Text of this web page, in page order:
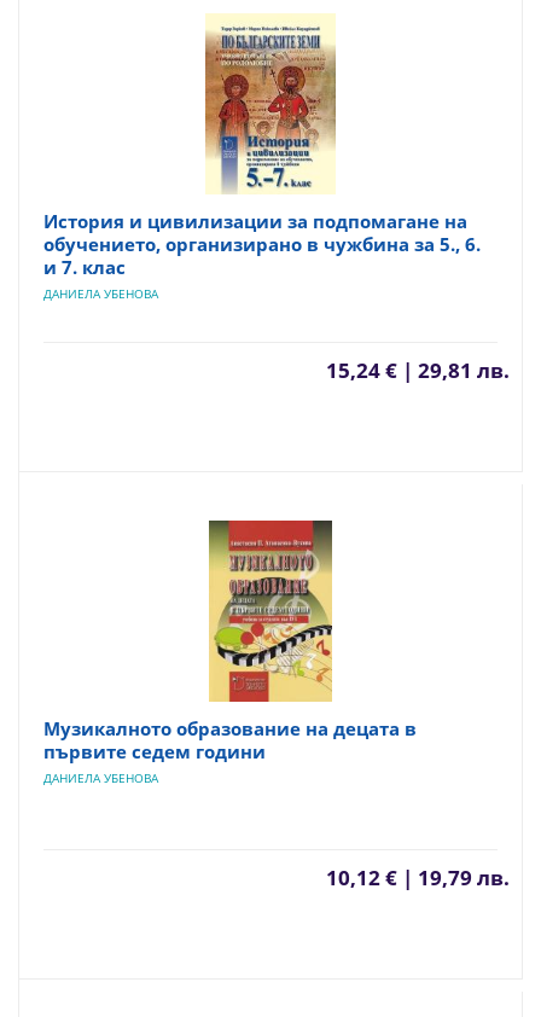
История и цивилизации за подпомагане на
обучението, организирано в чужбина за 5., 6.
и 7. клас
ДАНИЕЛА УБЕНОВА
15,24 € | 29,81 лв.
Музикалното образование на децата в
първите седем години
ДАНИЕЛА УБЕНОВА
10,12 € | 19,79 лв.